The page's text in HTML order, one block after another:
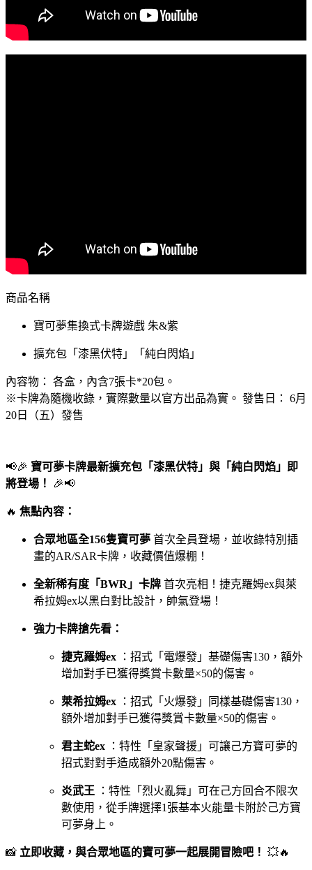
商品名稱
寶可夢集換式卡牌遊戲 朱&紫
擴充包「漆黑伏特」「純白閃焰」
內容物： 各盒，內含7張卡*20包。
※卡牌為隨機收錄，實際數量以官方出品為實。 發售日： 6月
20日（五）發售
📢🎉 寶可夢卡牌最新擴充包「漆黑伏特」與「純白閃焰」即
將登場！
🎉📢
🔥 焦點內容：
合眾地區全156隻寶可夢 首次全員登場，並收錄特別插
畫的AR/SAR卡牌，收藏價值爆棚！
全新稀有度「BWR」卡牌 首次亮相！捷克羅姆ex與萊
希拉姆ex以黑白對比設計，帥氣登場！
強力卡牌搶先看：
捷克羅姆ex ：招式「電爆發」基礎傷害130，額外
增加對手已獲得獎賞卡數量×50的傷害。
萊希拉姆ex ：招式「火爆發」同樣基礎傷害130，
額外增加對手已獲得獎賞卡數量×50的傷害。
君主蛇ex ：特性「皇家聲援」可讓己方寶可夢的
招式對對手造成額外20點傷害。
炎武王 ：特性「烈火亂舞」可在己方回合不限次
數使用，從手牌選擇1張基本火能量卡附於己方寶
可夢身上。
📸 立即收藏，與合眾地區的寶可夢一起展開冒險吧！ 💥🔥